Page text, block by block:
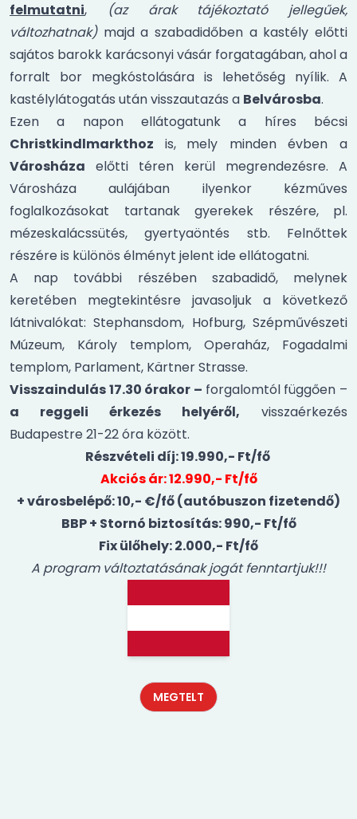
felmutatni, (az árak tájékoztató jellegűek,
változhatnak)majd a szabadidőben a kastély előtti
sajátos barokk karácsonyi vásár forgatagában, ahol a
forralt bor megkóstolására is lehetőség nyílik. A
kastélylátogatás után visszautazás a Belvárosba.
Ezen a napon ellátogatunk a híres bécsi
Christkindlmarkthoz is,
mely minden évben a
Városháza előtti téren kerül megrendezésre. A
Városháza aulájában ilyenkor kézműves
foglalkozásokat tartanak gyerekek részére, pl.
mézeskalácssütés, gyertyaöntés stb. Felnőttek
részére is különös élményt jelent ide ellátogatni.
A nap további részében szabadidő, melynek
keretében megtekintésre javasoljuk a következő
látnivalókat: Stephansdom, Hofburg, Szépművészeti
Múzeum, Károly templom, Operaház, Fogadalmi
templom, Parlament, Kärtner Strasse.
Visszaindulás 17.30 órakor – forgalomtól függően –
a reggeli érkezés helyéről, visszaérkezés
Budapestre 21-22 óra között.
Részvételi díj: 19.990,- Ft/fő
Akciós ár: 12.990,- Ft/fő
+ városbelépő: 10,- €/fő (autóbuszon fizetendő)
BBP + Stornó biztosítás: 990,- Ft/fő
Fix ülőhely: 2.000,- Ft/fő
A program változtatásának jogát fenntartjuk!!!
MEGTELT